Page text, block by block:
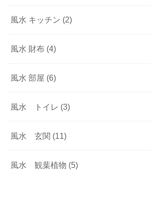
風水 キッチン (2)
風水 財布 (4)
風水 部屋 (6)
風水 トイレ (3)
風水 玄関 (11)
風水 観葉植物 (5)